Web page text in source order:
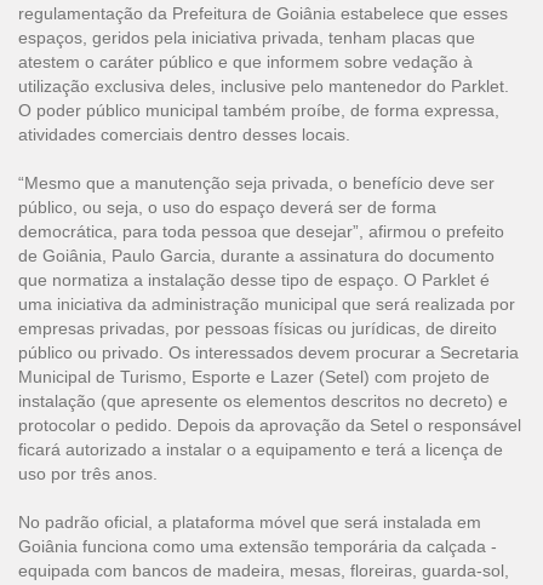
regulamentação da Prefeitura de Goiânia estabelece que esses
espaços, geridos pela iniciativa privada, tenham placas que
atestem o caráter público e que informem sobre vedação à
utilização exclusiva deles, inclusive pelo mantenedor do Parklet.
O poder público municipal também proíbe, de forma expressa,
atividades comerciais dentro desses locais.
“Mesmo que a manutenção seja privada, o benefício deve ser
público, ou seja, o uso do espaço deverá ser de forma
democrática, para toda pessoa que desejar”, afirmou o prefeito
de Goiânia, Paulo Garcia, durante a assinatura do documento
que normatiza a instalação desse tipo de espaço. O Parklet é
uma iniciativa da administração municipal que será realizada por
empresas privadas, por pessoas físicas ou jurídicas, de direito
público ou privado. Os interessados devem procurar a Secretaria
Municipal de Turismo, Esporte e Lazer (Setel) com projeto de
instalação (que apresente os elementos descritos no decreto) e
protocolar o pedido. Depois da aprovação da Setel o responsável
ficará autorizado a instalar o a equipamento e terá a licença de
uso por três anos.
No padrão oficial, a plataforma móvel que será instalada em
Goiânia funciona como uma extensão temporária da calçada -
equipada com bancos de madeira, mesas, floreiras, guarda-sol,